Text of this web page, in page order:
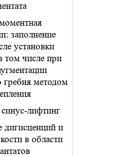
заполнение
установки
том числе при
гребня методом
лифтинг
дигисценций и
в области